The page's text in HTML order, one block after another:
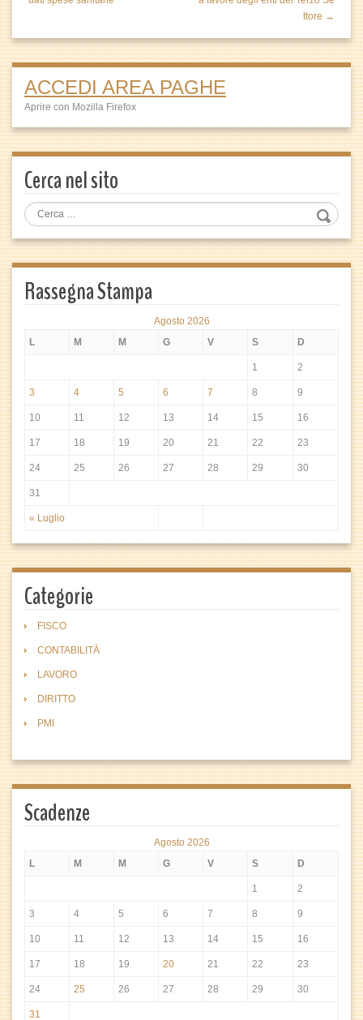
ttore →
ACCEDI AREA PAGHE
Aprire con Mozilla Firefox
Cerca nel sito
Rassegna Stampa
Agosto 2026
L
M M G V S D
« Luglio
1 2
3 4 5 6 7 8 9
10 11 12 13 14 15 16
17 18 19 20 21 22 23
24 25 26 27 28 29 30
31
Categorie
FISCO
CONTABILITÀ
LAVORO
DIRITTO
PMI
Scadenze
Agosto 2026
L
M M G V S D
1 2
3 4 5 6 7 8 9
10 11 12 13 14 15 16
17 18 19 20 21 22 23
24 25 26 27 28 29 30
31